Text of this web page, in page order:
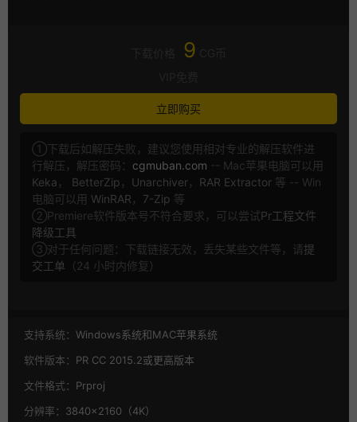
9
立即购买
①下载后如解压失败，建议您使用相对专业的解压软件进
行解压，解压密码： cgmuban.com -- Mac苹果电脑可以用
Keka ， BetterZip ， Unarchiver， RAR Extractor 等 -- Win
电脑可以用 WinRAR ， 7-Zip 等
②Premiere软件版本号不符合要求，可以尝试Pr工程文件
降级工具
③对于任何问题：下载链接无效，丢失某些文件等，请提
交工单 （24 小时内修复）
支持系统： Windows系统和MAC苹果系统
软件版本： PR CC 2015.2或更高版本
文件格式： Prproj
分辨率： 3840×2160（4K）